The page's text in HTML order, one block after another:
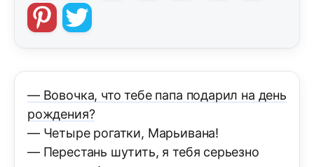
— Вовочка, что тебе папа подарил на день
рождения?
— Четыре рогатки, Марьивана!
— Перестань шутить, я тебя серьезно